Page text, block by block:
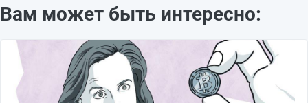
Вам может быть интересно: